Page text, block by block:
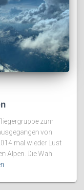
zum
von
mal wieder Lust
Alpen. Die Wahl